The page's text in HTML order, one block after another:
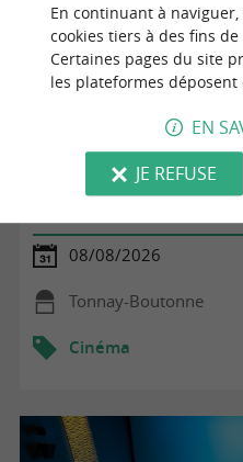
Ciné Plein Air - Tonnay-
08/08/2026
Tonnay-Boutonne
Cinéma
En continuant à
cookies tiers à des fins de
Certaines pages du site
les plateformes déposent
EN
JE REFUSE